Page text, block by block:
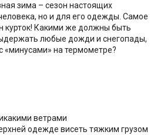
зима – сезон настоящих
но и для его одежды. Самое
курток! Какими же должны быть
любые дожди и снегопады,
«минусами» на термометре?
ветрами
одежде висеть тяжким грузом